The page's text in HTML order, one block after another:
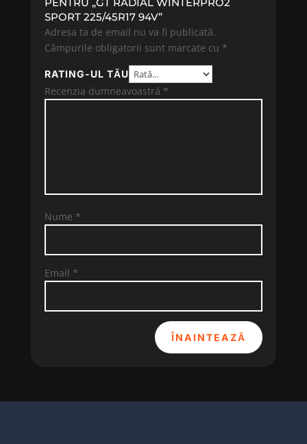
PENTRU „GT RADIAL WINTERPRO2
SPORT 225/45R17 94V”
Adresa ta de email nu va fi publicată.
Câmpurile obligatorii sunt marcate cu *
RATING-UL TĂU
Recenzia dumneavoastră *
Nume *
Email *
ÎNAINTEAZĂ